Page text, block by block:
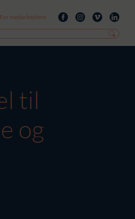
For medarbejdere
til
og